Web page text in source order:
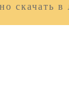
скачать в